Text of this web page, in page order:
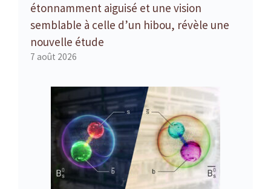
étonnamment aiguisé et une vision
semblable à celle d’un hibou, révèle une
nouvelle étude
7 août 2026